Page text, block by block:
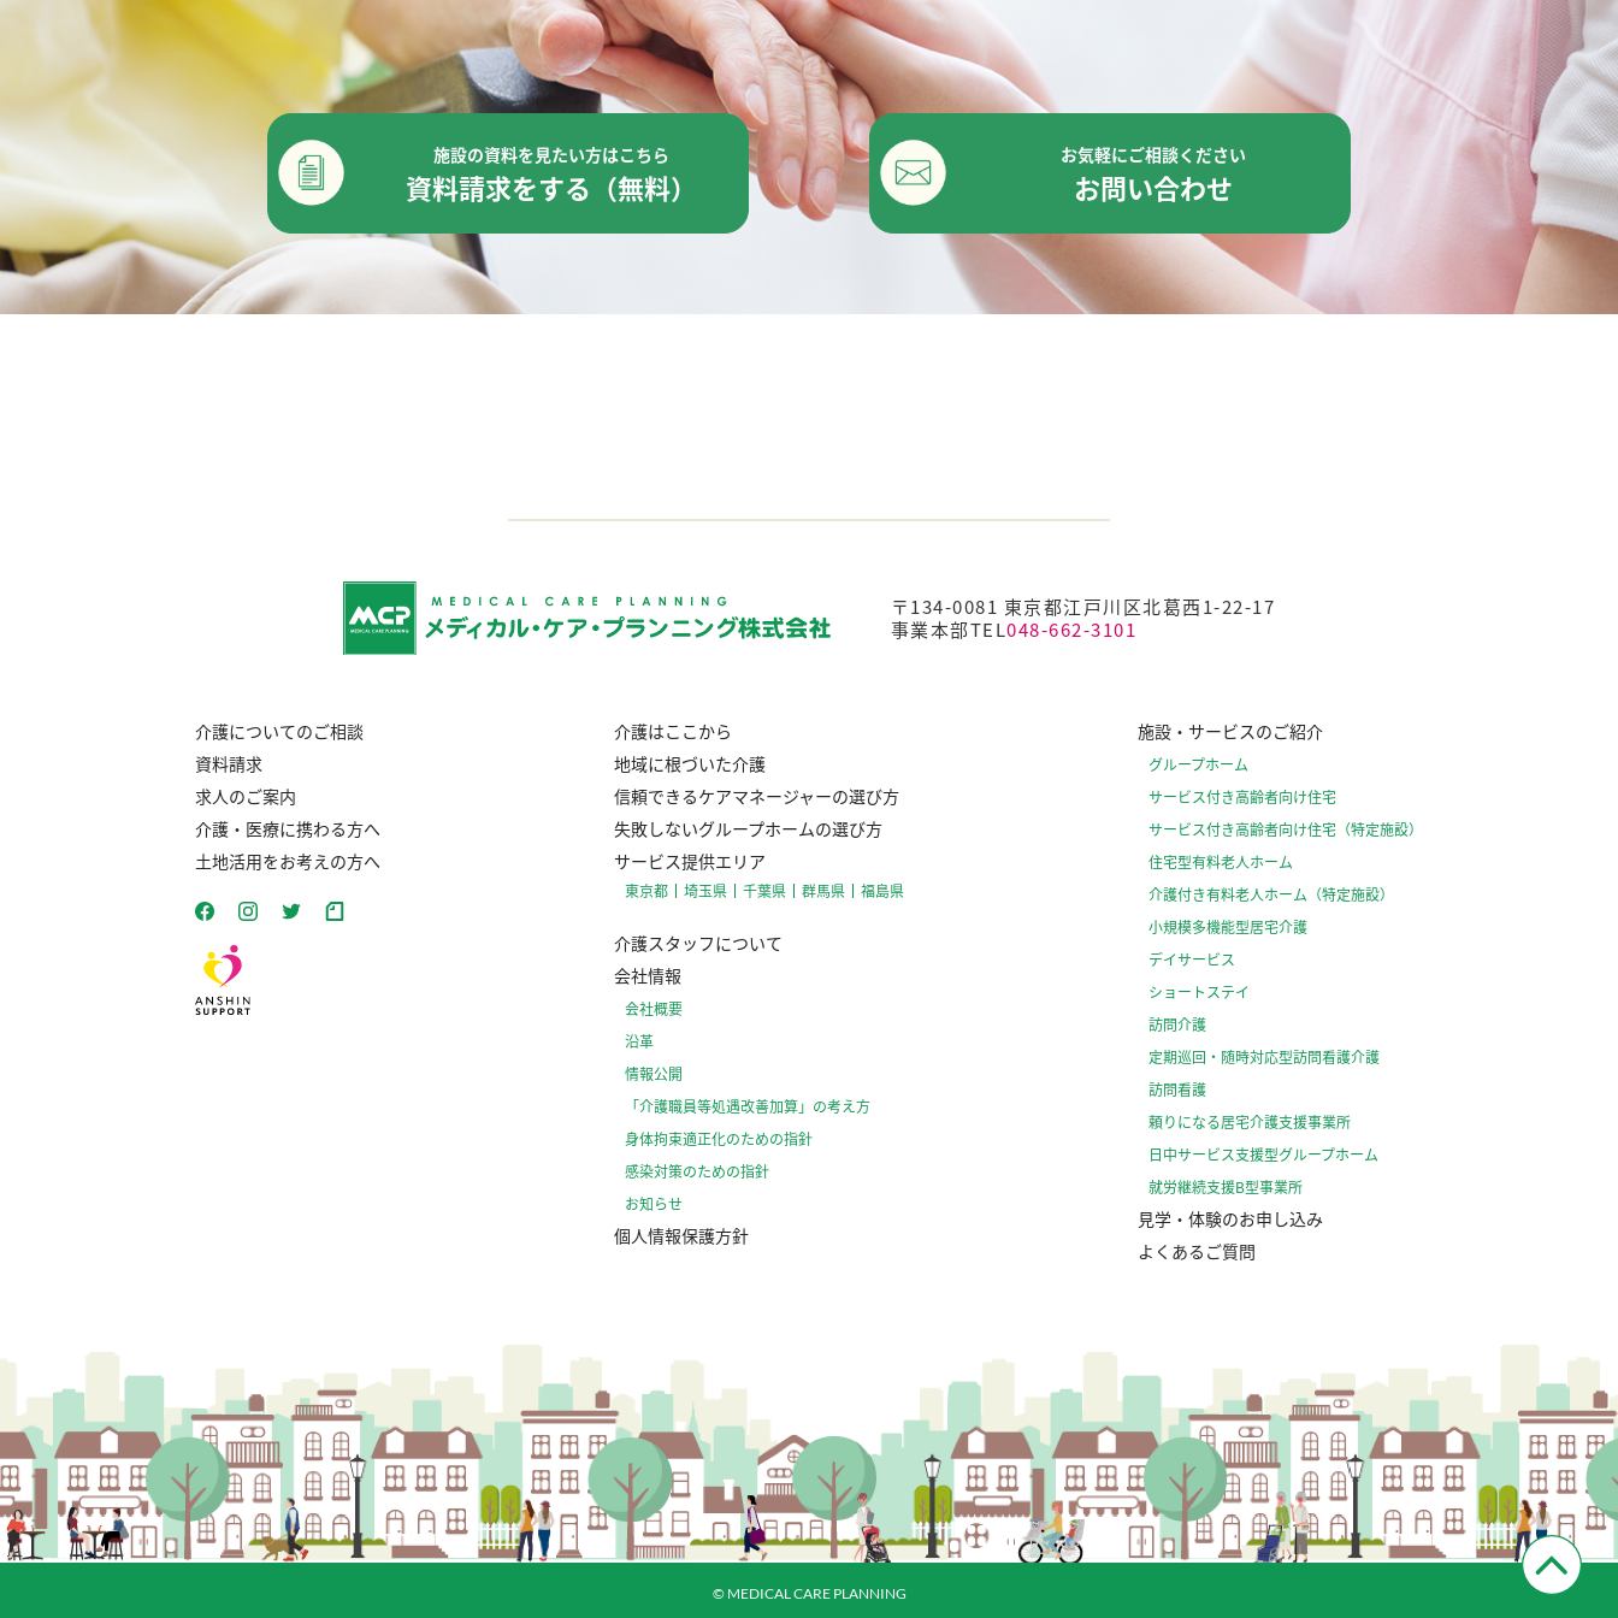
施設の資料を見たい方はこちら
資料請求をする（無料）
お気軽にご相談ください
お問い合わせ
〒134-0081 東京都江戸川区北葛西1-22-17
事業本部TEL048-662-3101
施設・サービスのご紹介
グループホーム
サービス付き高齢者向け住宅
サービス付き高齢者向け住宅（特定施設）
住宅型有料老人ホーム
介護付き有料老人ホーム（特定施設）
小規模多機能型居宅介護
デイサービス
ショートステイ
訪問介護
定期巡回・随時対応型訪問看護介護
訪問看護
頼りになる居宅介護支援事業所
日中サービス支援型グループホーム
就労継続支援B型事業所
見学・体験のお申し込み
よくあるご質問
介護はここから
地域に根づいた介護
信頼できるケアマネージャーの選び方
失敗しないグループホームの選び方
サービス提供エリア
東京都 埼玉県 千葉県 群馬県 福島県
介護スタッフについて
会社情報
会社概要
沿革
情報公開
「介護職員等処遇改善加算」の考え方
⾝体拘束適正化のための指針
感染対策のための指針
お知らせ
個人情報保護方針
介護についてのご相談
資料請求
求人のご案内
介護・医療に携わる方へ
土地活用をお考えの方へ
© MEDICAL CARE PLANNING